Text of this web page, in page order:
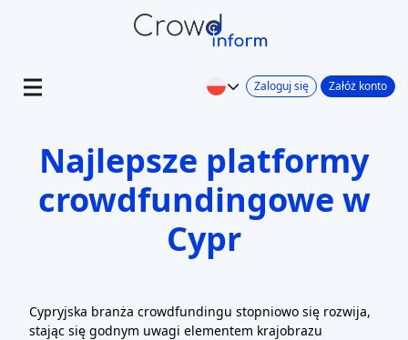
Zaloguj się Załóż konto
Najlepsze platformy
crowdfundingowe w
Cypr
Cypryjska branża crowdfundingu stopniowo się rozwija,
stając się godnym uwagi elementem krajobrazu